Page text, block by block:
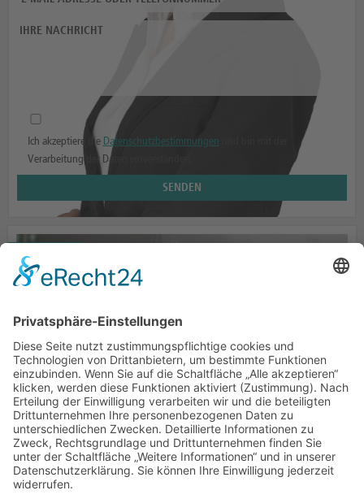
Ich akzeptiere die Datenschutzbestimmungen
Verarbeitung der Daten einverstanden.
AUFBAUTEN
GRÜNHAGE AUTOMOTIVE
BEI WIND UND WETTER GESCHÜTZT
ZUM PRODUKT
SCHLAFKABINEN
GRÜNHAGE AUTOMOTIVE
HIER KANN MAN SICH ERHOLEN